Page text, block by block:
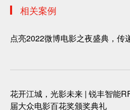
相关案例
点亮2022微博电影之夜盛典，传
花开江城，光影未来 | 锐丰智能
届大众电影百花奖颁奖典礼